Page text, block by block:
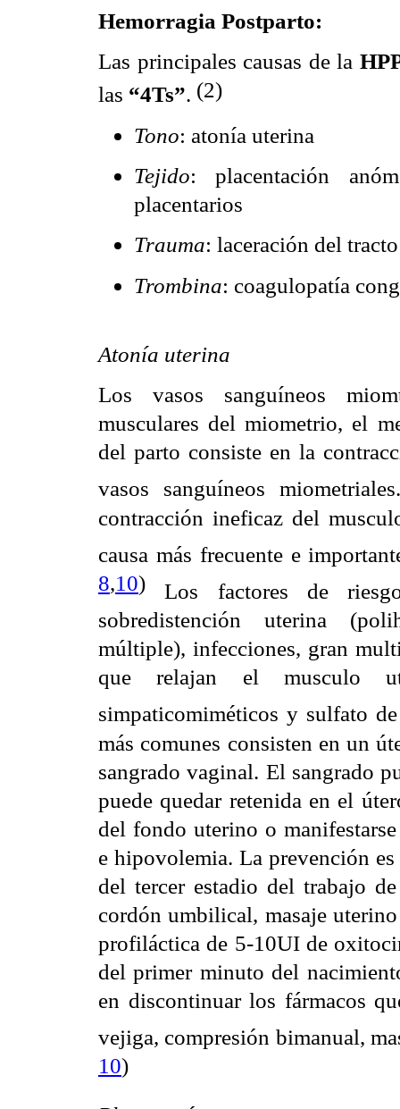
Hemorragia Postparto:
Las principales causas de la
las “4Ts”. (2)
Tono: atonía uterina
Tejido: placentación
placentarios
Trauma: laceración del
Trombina: coagulopatía
Atonía uterina
Los vasos sanguíneos
musculares del miometrio, el
del parto consiste en la
vasos sanguíneos
contracción ineficaz del
causa más frecuente e
8,10) Los factores de
sobredistención uterina
múltiple), infecciones, gran
que relajan el musculo
simpaticomiméticos y sulfato
más comunes consisten en un
sangrado vaginal. El sangrado
puede quedar retenida en el
del fondo uterino o
e hipovolemia. La prevención
del tercer estadio del trabajo
cordón umbilical, masaje
profiláctica de 5-10UI de
del primer minuto del
en discontinuar los fármacos
vejiga, compresión bimanual,
10)